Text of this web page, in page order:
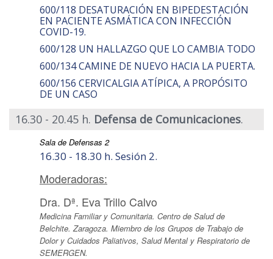
600/118 DESATURACIÓN EN BIPEDESTACIÓN
EN PACIENTE ASMÁTICA CON INFECCIÓN
COVID-19.
600/128 UN HALLAZGO QUE LO CAMBIA TODO
600/134 CAMINE DE NUEVO HACIA LA PUERTA.
600/156 CERVICALGIA ATÍPICA, A PROPÓSITO
DE UN CASO
16.30 - 20.45 h. Defensa de Comunicaciones.
Sala de Defensas 2
16.30 - 18.30 h. Sesión 2.
Moderadoras:
Dra. Dª. Eva Trillo Calvo
Medicina Familiar y Comunitaria. Centro de Salud de
Belchite. Zaragoza. Miembro de los Grupos de Trabajo de
Dolor y Cuidados Paliativos, Salud Mental y Respiratorio de
SEMERGEN.